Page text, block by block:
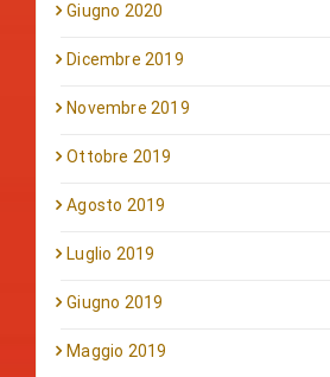
Giugno 2020
Dicembre 2019
Novembre 2019
Ottobre 2019
Agosto 2019
Luglio 2019
Giugno 2019
Maggio 2019